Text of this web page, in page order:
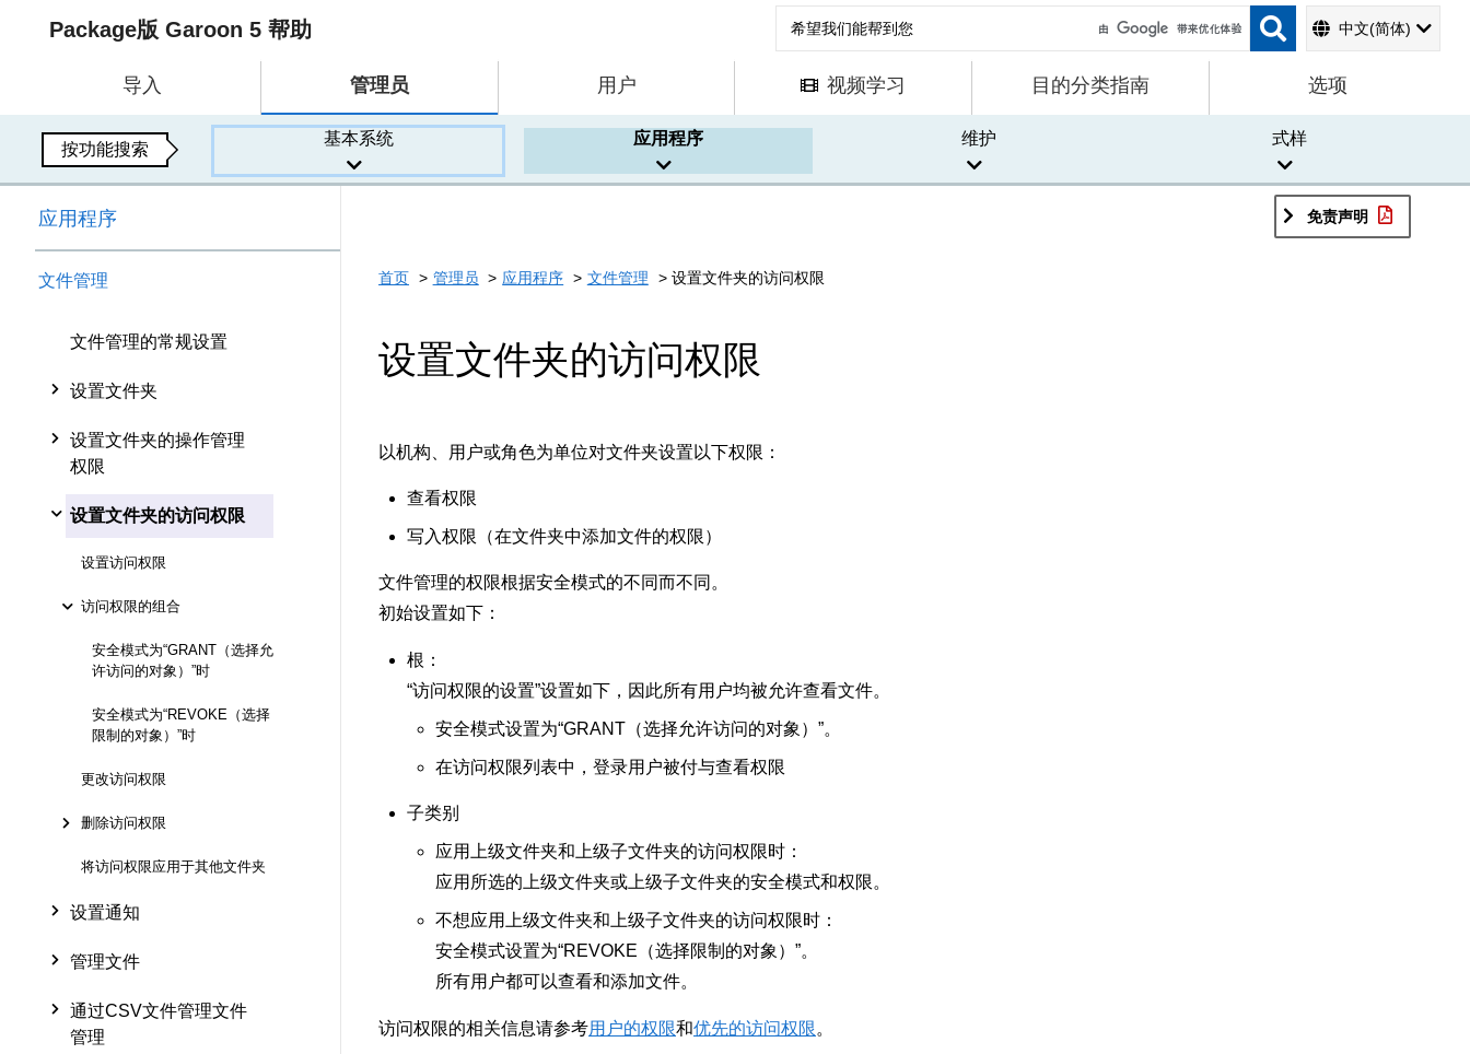
Package版 Garoon 5 帮助 中文(简体)
导入 管理员 用户 视频学习 目的分类指南 选项
按功能搜索
基本系统 应用程序 维护 式样
应用程序
文件管理
文件管理的常规设置
设置文件夹
设置文件夹的操作管理
权限
设置文件夹的访问权限
设置访问权限
访问权限的组合
安全模式为“GRANT（选择允
许访问的对象）”时
安全模式为“REVOKE（选择
限制的对象）”时
更改访问权限
删除访问权限
将访问权限应用于其他文件夹
设置通知
管理文件
通过CSV文件管理文件
管理
免责声明
首页 管理员 应用程序 文件管理 设置文件夹的访问权限
设置文件夹的访问权限
以机构、用户或角色为单位对文件夹设置以下权限：
查看权限
写入权限（在文件夹中添加文件的权限）
文件管理的权限根据安全模式的不同而不同。
初始设置如下：
根：
“访问权限的设置”设置如下，因此所有用户均被允许查看文件。
安全模式设置为“GRANT（选择允许访问的对象）”。
在访问权限列表中，登录用户被付与查看权限
子类别
应用上级文件夹和上级子文件夹的访问权限时：
应用所选的上级文件夹或上级子文件夹的安全模式和权限。
不想应用上级文件夹和上级子文件夹的访问权限时：
安全模式设置为“REVOKE（选择限制的对象）”。
所有用户都可以查看和添加文件。
访问权限的相关信息请参考用户的权限和优先的访问权限。